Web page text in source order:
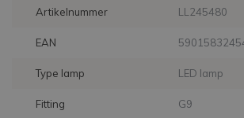
Artikelnummer LL245480
EAN
Type lamp LED lamp
Fitting G9